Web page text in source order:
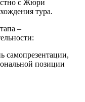
с Жюри
тура.
–
самопрезентации,
позиции